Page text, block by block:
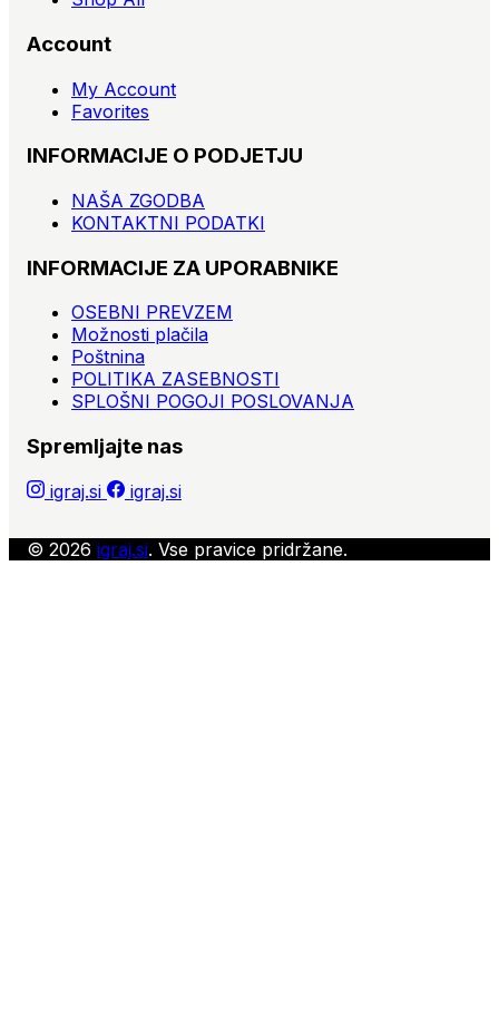
Account
My Account
Favorites
INFORMACIJE O PODJETJU
NAŠA ZGODBA
KONTAKTNI PODATKI
INFORMACIJE ZA UPORABNIKE
OSEBNI PREVZEM
Možnosti plačila
Poštnina
POLITIKA ZASEBNOSTI
SPLOŠNI POGOJI POSLOVANJA
Spremljajte nas
igraj.si igraj.si
© 2026 igraj.si. Vse pravice pridržane.